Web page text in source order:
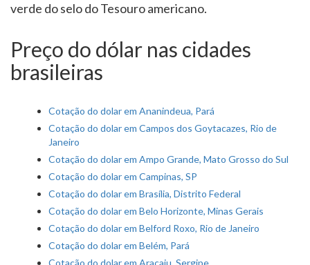
verde do selo do Tesouro americano.
Preço do dólar nas cidades
brasileiras
Cotação do dolar em Ananindeua, Pará
Cotação do dolar em Campos dos Goytacazes, Rio de
Janeiro
Cotação do dolar em Ampo Grande, Mato Grosso do Sul
Cotação do dolar em Campinas, SP
Cotação do dolar em Brasília, Distrito Federal
Cotação do dolar em Belo Horizonte, Minas Gerais
Cotação do dolar em Belford Roxo, Rio de Janeiro
Cotação do dolar em Belém, Pará